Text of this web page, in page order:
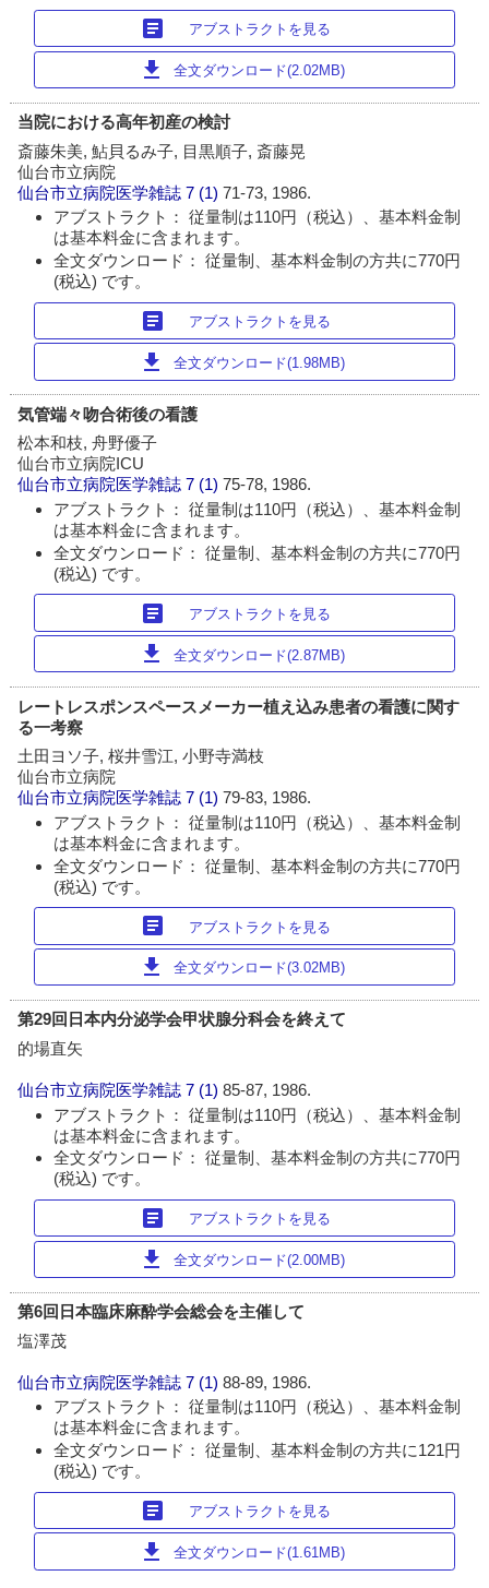
article アブストラクトを見る
download 全文ダウンロード(2.02MB)
当院における高年初産の検討
斎藤朱美, 鮎貝るみ子, 目黒順子, 斎藤晃
仙台市立病院
仙台市立病院医学雑誌 7 (1)71-73, 1986.
アブストラクト： 従量制は110円（税込）、基本料金制
は基本料金に含まれます。
全文ダウンロード： 従量制、基本料金制の方共に770円
(税込) です。
article アブストラクトを見る
download 全文ダウンロード(1.98MB)
気管端々吻合術後の看護
松本和枝, 舟野優子
仙台市立病院ICU
仙台市立病院医学雑誌 7 (1)75-78, 1986.
アブストラクト： 従量制は110円（税込）、基本料金制
は基本料金に含まれます。
全文ダウンロード： 従量制、基本料金制の方共に770円
(税込) です。
article アブストラクトを見る
download 全文ダウンロード(2.87MB)
レートレスポンスペースメーカー植え込み患者の看護に関す
る一考察
土田ヨソ子, 桜井雪江, 小野寺満枝
仙台市立病院
仙台市立病院医学雑誌 7 (1)79-83, 1986.
アブストラクト： 従量制は110円（税込）、基本料金制
は基本料金に含まれます。
全文ダウンロード： 従量制、基本料金制の方共に770円
(税込) です。
article アブストラクトを見る
download 全文ダウンロード(3.02MB)
第29回日本内分泌学会甲状腺分科会を終えて
的場直矢
仙台市立病院医学雑誌 7 (1)85-87, 1986.
アブストラクト： 従量制は110円（税込）、基本料金制
は基本料金に含まれます。
全文ダウンロード： 従量制、基本料金制の方共に770円
(税込) です。
article アブストラクトを見る
download 全文ダウンロード(2.00MB)
第6回日本臨床麻酔学会総会を主催して
塩澤茂
仙台市立病院医学雑誌 7 (1)88-89, 1986.
アブストラクト： 従量制は110円（税込）、基本料金制
は基本料金に含まれます。
全文ダウンロード： 従量制、基本料金制の方共に121円
(税込) です。
article アブストラクトを見る
download 全文ダウンロード(1.61MB)